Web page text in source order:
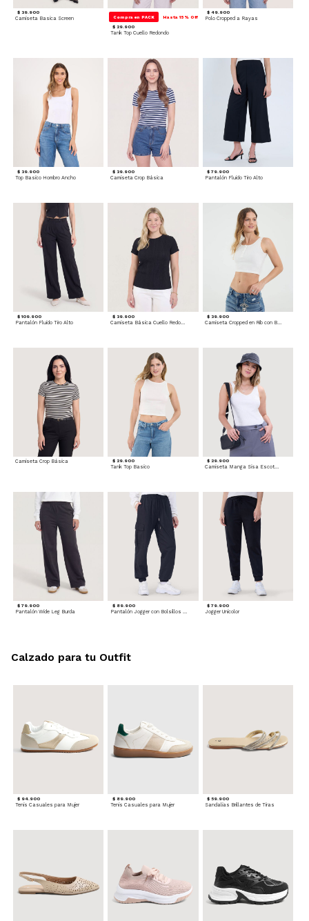
$ 39.900
Camiseta Basica Screen Compra en PACK Hasta 15% Off
$ 29.900
Tank Top Cuello Redondo
$ 49.900
Polo Cropped a Rayas
$ 39.900
Top Basico Hombro Ancho
$ 39.900
Camiseta Crop Básica
$ 79.900
Pantalón Fluido Tiro Alto
$ 109.900
Pantalón Fluido Tiro Alto
$ 39.900
Camiseta Básica Cuello Redondo
$ 39.900
Camiseta Crop Básica $ 29.900
Tank Top Basico
$ 29.900
Camiseta Manga Sisa Escotada
$ 79.900
Pantalón Wide Leg Burda
$ 89.900
Pantalón Jogger con Bolsillos Cargo
$ 79.900
Jogger Unicolor
$ 94.900
Tenis Casuales para Mujer
$ 89.900
Tenis Casuales para Mujer
$ 59.900
Sandalias Brillantes de Tiras
Calzado para tu Outfit